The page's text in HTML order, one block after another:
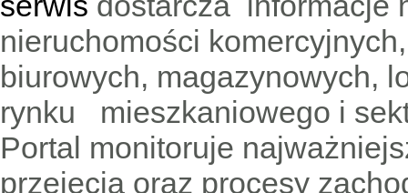
nieruchomości
biurowych, magazynowych,
rynku mieszkaniowego i
Portal monitoruje
przejęcia oraz procesy